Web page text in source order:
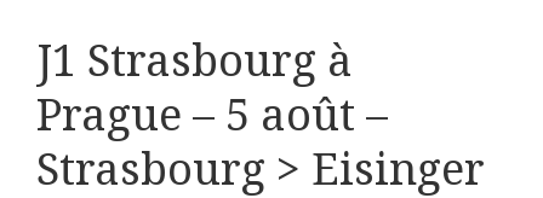
b
i
k
e
r
J1 Strasbourg à
Prague – 5 août –
Strasbourg > Eisinger